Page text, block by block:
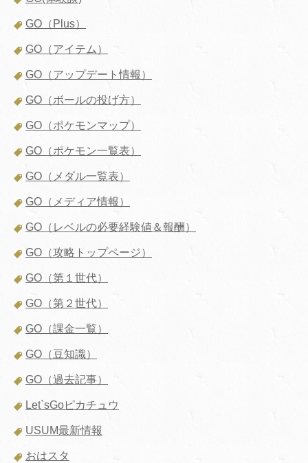
GO（Plus）
GO（アイテム）
GO（アップデート情報）
GO（ボールの投げ方）
GO（ポケモンマップ）
GO（ポケモン一覧表）
GO（メダル一覧表）
GO（メディア情報）
GO（レベルの必要経験値＆報酬）
GO（攻略トップページ）
GO（第１世代）
GO（第２世代）
GO（課金一覧）
GO（豆知識）
GO（過去記事）
Let`sGoピカチュウ
USUM最新情報
おはスタ